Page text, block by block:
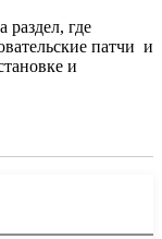
раздел, где
патчи и
и